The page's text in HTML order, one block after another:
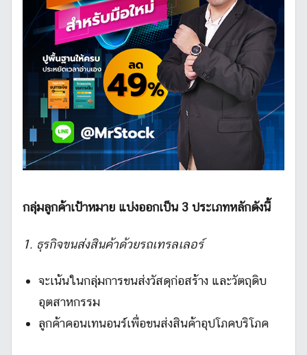
กลุ่มลูกค้าเป้าหมาย แบ่งออกเป็น 3 ประเภทหลักดังนี้
1. ธุรกิจขนส่งสินค้าด้วยรถเทรลเลอร์
จะเน้นในกลุ่มการขนส่งวัสดุก่อสร้าง และวัตถุดิบ
อุตสาหกรรม
ลูกค้าคอนเทนอนร์เพื่อขนส่งสินค้าอุปโภคบริโภค